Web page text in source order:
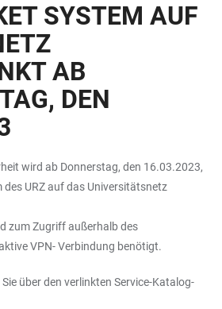
SYSTEM AUF
AB
DEN
wird ab Donnerstag, den 16.03.2023,
des URZ auf das Universitätsnetz
zum Zugriff außerhalb des
VPN- Verbindung benötigt.
über den verlinkten Service-Katalog-